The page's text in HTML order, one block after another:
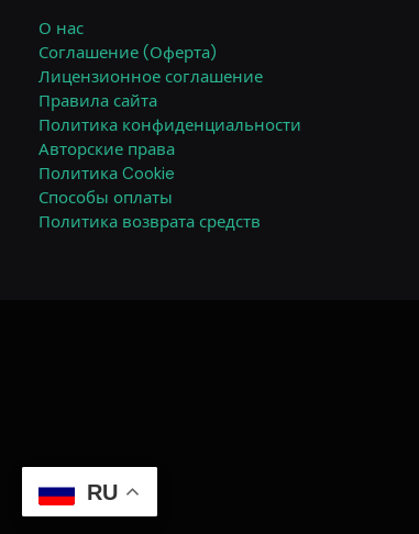
О нас
Соглашение (Оферта)
Лицензионное соглашение
Правила сайта
Политика конфиденциальности
Авторские права
Политика Cookie
Способы оплаты
Политика возврата средств
RU